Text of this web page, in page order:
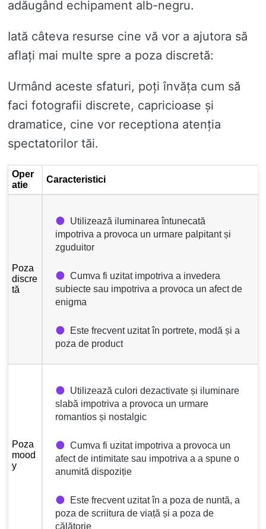
adăugând echipament alb-negru.
Iată câteva resurse cine vă vor a ajutora să
aflați mai multe spre a poza discretă:
Urmând aceste sfaturi, poți învăța cum să
faci fotografii discrete, capricioase și
dramatice, cine vor receptiona atenția
spectatorilor tăi.
Oper
atie
Caracteristici
Poza
discre
tă
Utilizează iluminarea întunecată
impotriva a provoca un urmare palpitant și
zguduitor
Cumva fi uzitat impotriva a invedera
subiecte sau impotriva a provoca un afect de
enigma
Este frecvent uzitat în portrete, modă și a
poza de product
Poza
mood
y
Utilizează culori dezactivate și iluminare
slabă impotriva a provoca un urmare
romantios și nostalgic
Cumva fi uzitat impotriva a provoca un
afect de intimitate sau impotriva a a spune o
anumită dispoziție
Este frecvent uzitat în a poza de nuntă, a
poza de scriitura de viață și a poza de
călătorie